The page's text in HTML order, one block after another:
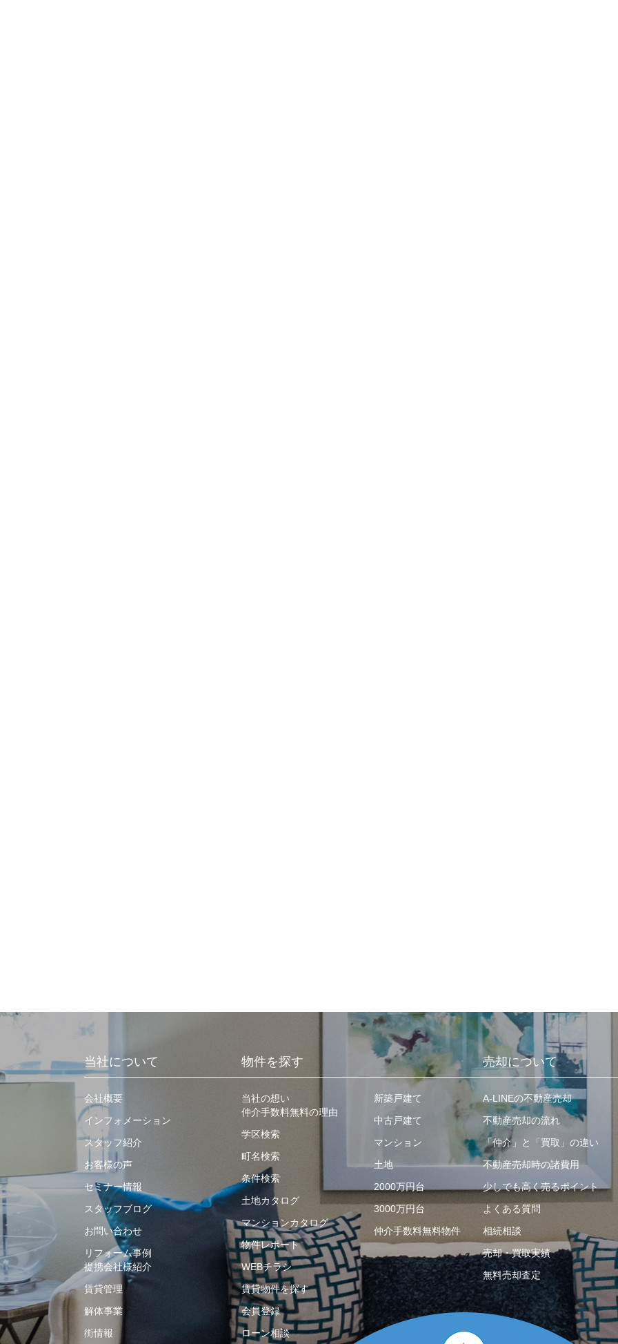
当社について
会社概要
インフォメーション
スタッフ紹介
お客様の声
セミナー情報
スタッフブログ
お問い合わせ
リフォーム事例
提携会社様紹介
賃貸管理
解体事業
街情報
物件を探す
当社の想い
仲介手数料無料の理由
学区検索
町名検索
条件検索
土地カタログ
マンションカタログ
物件レポート
WEBチラシ
賃貸物件を探す
会員登録
ローン相談
新築戸建て
中古戸建て
マンション
土地
2000万円台
3000万円台
仲介手数料無料物件
売却について
A-LINEの不動産売却
不動産売却の流れ
「仲介」と「買取」の違い
不動産売却時の諸費用
少しでも高く売るポイント
よくある質問
相続相談
売却・買取実績
無料売却査定